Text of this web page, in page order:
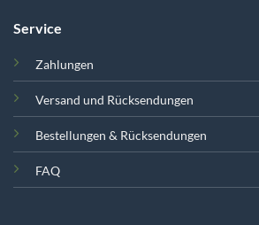
Service
Zahlungen
Versand und Rücksendungen
Bestellungen & Rücksendungen
FAQ